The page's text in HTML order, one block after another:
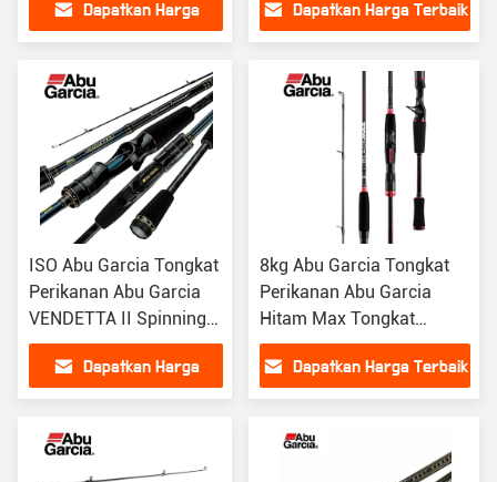
Dapatkan Harga
PancingDapatkan Harga Terbaik
ISO Abu Garcia Tongkat
Perikanan Abu Garcia
VENDETTA II Spinning
Casting Lure Rod
Dapatkan Harga
8kg Abu Garcia Tongkat
Perikanan Abu Garcia
Hitam Max Tongkat
Perikanan Daya Tongkat
Perikanan
Dapatkan Harga Terbaik